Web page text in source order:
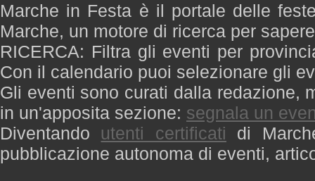
Marche in Festa è il portale delle
Marche, un motore di ricerca per
RICERCA: Filtra gli eventi per
Con il calendario puoi selezionare gli
Gli eventi sono curati dalla redazione,
in un'apposita sezione: segnala un
Diventando utenti certificati di
pubblicazione autonoma di eventi,